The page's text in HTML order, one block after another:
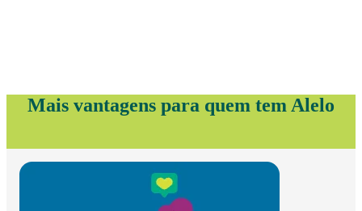
Mais vantagens para quem tem Alelo